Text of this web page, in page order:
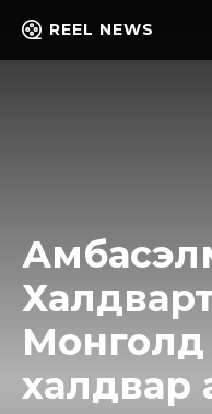
REEL NEWS
халдвар